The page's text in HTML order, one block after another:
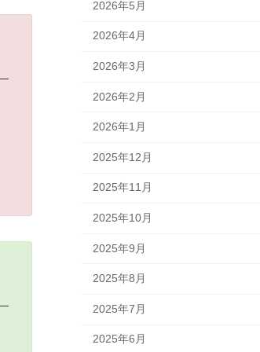
2026年5月
2026年4月
2026年3月
2026年2月
2026年1月
2025年12月
2025年11月
2025年10月
2025年9月
2025年8月
2025年7月
2025年6月